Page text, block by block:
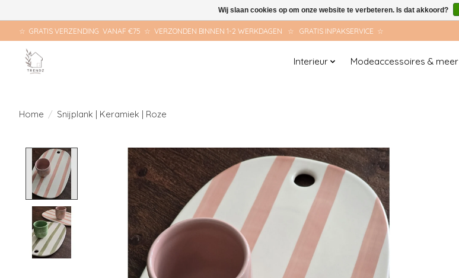
☆ GRATIS VERZENDING VANAF €75 ☆ VERZONDEN BINNEN 1-2 WERKDAGEN ☆ GRATIS INPAKSERVICE ☆
Interieur Modeaccessoires & meer
Home / Snijplank | Keramiek | Roze
Product image slideshow Items
Wij slaan cookies op om onze website te verbeteren. Is dat akkoord?